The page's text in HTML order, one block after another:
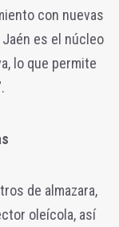
con nuevas
es el núcleo
lo que permite
de almazara,
oleícola, así